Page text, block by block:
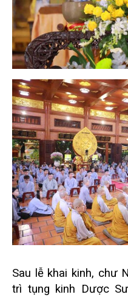
Sau lễ khai kinh, chư
trì tụng kinh Dược